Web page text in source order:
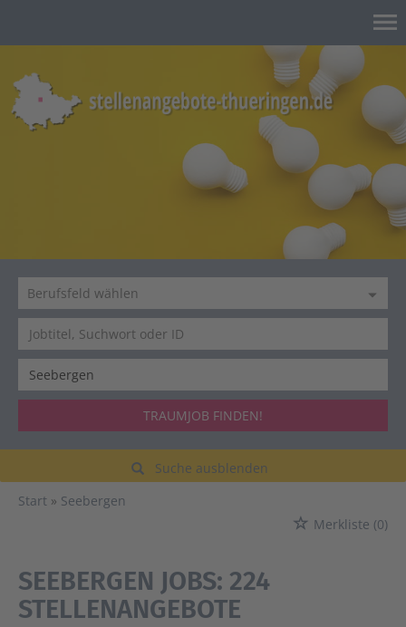
TRAUMJOB FINDEN!
Suche ausblenden
Start
Seebergen
Merkliste (0)
SEEBERGEN JOBS: 224
STELLENANGEBOTE